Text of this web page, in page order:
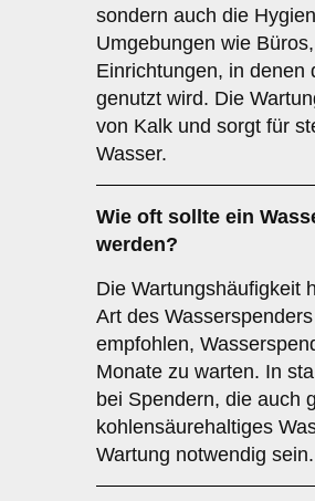
sondern auch die
Umgebungen wie
Einrichtungen, in denen
genutzt wird. Die
von Kalk und sorgt für
Wasser.
Wie oft sollte ein
werden?
Die Wartungshäufigkeit
Art des
empfohlen,
Monate zu warten. In
bei Spendern, die auch
kohlensäurehaltiges
Wartung notwendig sein.